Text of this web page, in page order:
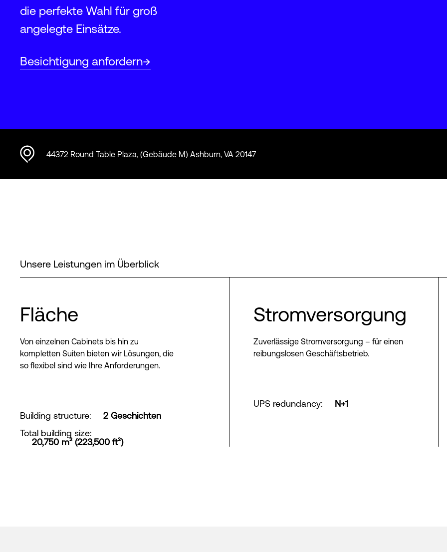
die perfekte Wahl für groß
angelegte Einsätze.
Besichtigung anfordern
44372 Round Table Plaza, (Gebäude M) Ashburn, VA 20147
Unsere Leistungen im Überblick
Fläche
Von einzelnen Cabinets bis hin zu
kompletten Suiten bieten wir Lösungen, die
so flexibel sind wie Ihre Anforderungen.
Building structure:
2 Geschichten
Total building size:
20,750 m² (223,500 ft²)
Stromversorgung
Zuverlässige Stromversorgung – für einen
reibungslosen Geschäftsbetrieb.
UPS redundancy: N+1